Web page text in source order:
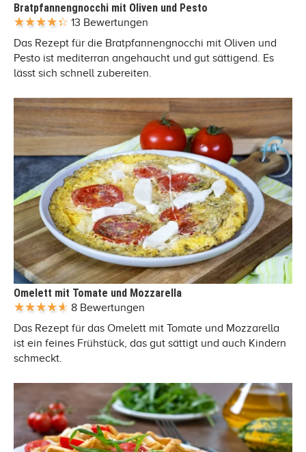
Bratpfannengnocchi mit Oliven und Pesto
13 Bewertungen
Das Rezept für die Bratpfannengnocchi mit Oliven und
Pesto ist mediterran angehaucht und gut sättigend. Es
lässt sich schnell zubereiten.
Omelett mit Tomate und Mozzarella
8 Bewertungen
Das Rezept für das Omelett mit Tomate und Mozzarella
ist ein feines Frühstück, das gut sättigt und auch Kindern
schmeckt.